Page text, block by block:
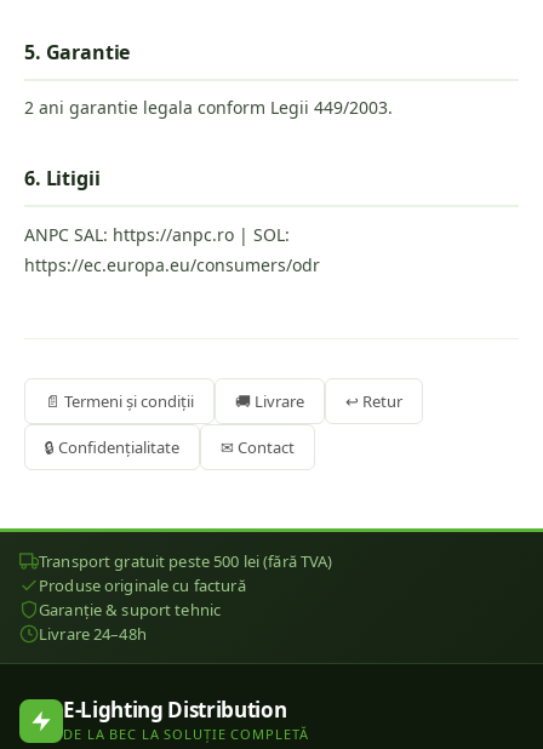
5. Garantie
2 ani garantie legala conform Legii 449/2003.
6. Litigii
ANPC SAL: https://anpc.ro | SOL:
https://ec.europa.eu/consumers/odr
📄 Termeni și condiții 🚚 Livrare ↩ Retur
🔒 Confidențialitate ✉ Contact
Transport gratuit peste 500 lei (fără TVA)
Produse originale cu factură
Garanție & suport tehnic
Livrare 24–48h
E-Lighting Distribution
DE LA BEC LA SOLUȚIE COMPLETĂ